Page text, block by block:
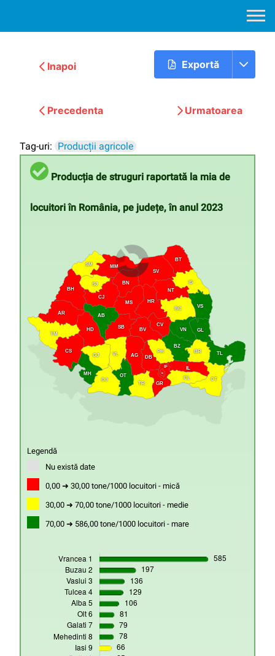
Inapoi Exportă
Precedenta Urmatoarea
Tag-uri: Producții agricole
Producția de struguri raportată la mia de
locuitori în România, pe județe, în anul 2023
AR
BH
CS PH
IF
TM
BT
GL
BZ
BR TL
CT
GR
DB
IS
NT
SJ
SM
AG
SB
VL
BV
CV
HR
MM
MS
CJ
HD
AB
BN
VN
VS
DJ
GJ
MH
BC
OT
TR
B
CL
SV
IL
Legendă
Nu există date
0,00 ➜ 30,00 tone/1000 locuitori - mică
30,00 ➜ 70,00 tone/1000 locuitori - medie
70,00 ➜ 586,00 tone/1000 locuitori - mare